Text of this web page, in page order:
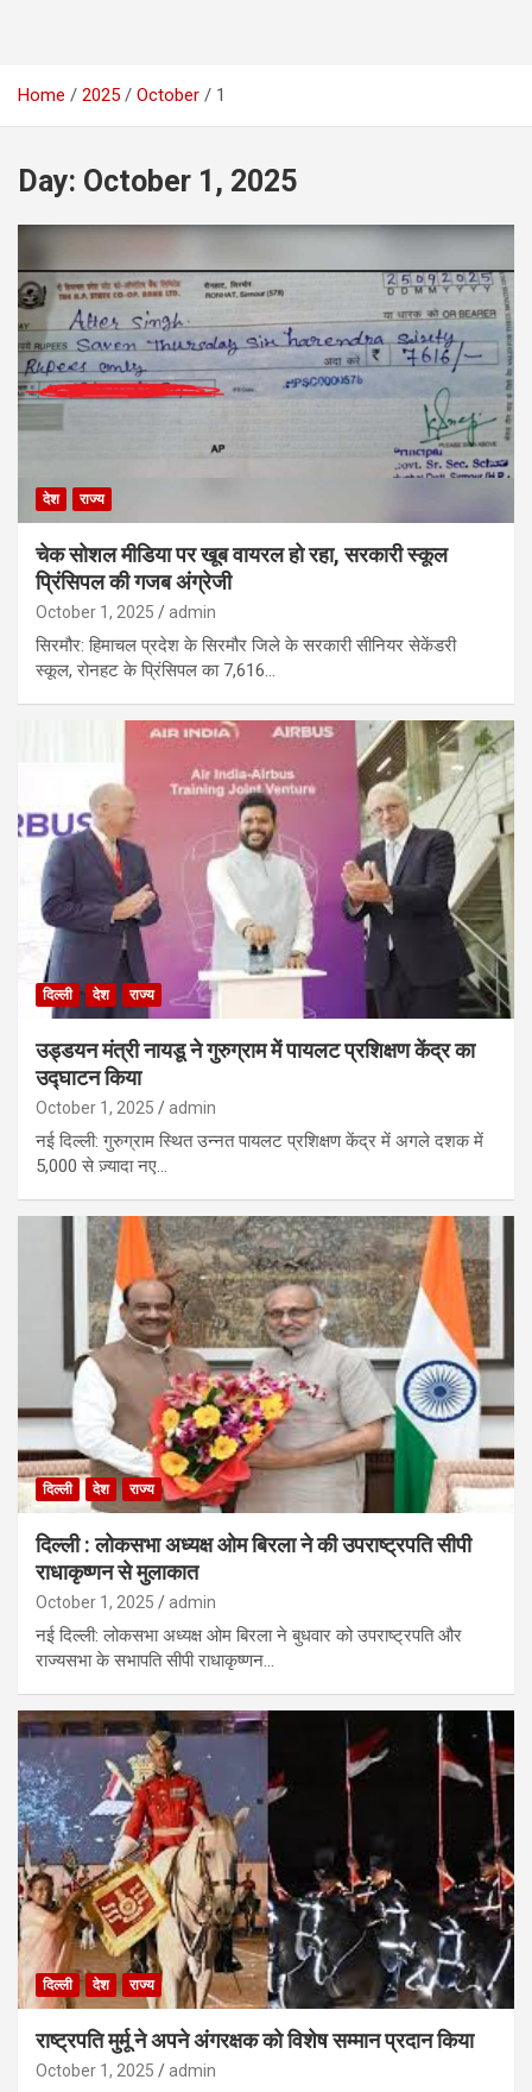
Home 2025 October 1
Day: October 1, 2025
देश राज्य
चेक सोशल मीडिया पर खूब वायरल हो रहा, सरकारी स्कूल
प्रिंसिपल की गजब अंग्रेजी
October 1, 2025 admin
सिरमौर: हिमाचल प्रदेश के सिरमौर जिले के सरकारी सीनियर सेकेंडरी
स्कूल, रोनहट के प्रिंसिपल का 7,616…
दिल्ली देश राज्य
उड्डयन मंत्री नायडू ने गुरुग्राम में पायलट प्रशिक्षण केंद्र का
उद्घाटन किया
October 1, 2025 admin
नई दिल्ली: गुरुग्राम स्थित उन्नत पायलट प्रशिक्षण केंद्र में अगले दशक में
5,000 से ज़्यादा नए…
दिल्ली देश राज्य
दिल्ली : लोकसभा अध्यक्ष ओम बिरला ने की उपराष्ट्रपति सीपी
राधाकृष्णन से मुलाकात
October 1, 2025 admin
नई दिल्ली: लोकसभा अध्यक्ष ओम बिरला ने बुधवार को उपराष्ट्रपति और
राज्यसभा के सभापति सीपी राधाकृष्णन…
दिल्ली देश राज्य
राष्ट्रपति मुर्मू ने अपने अंगरक्षक को विशेष सम्मान प्रदान किया
October 1, 2025 admin